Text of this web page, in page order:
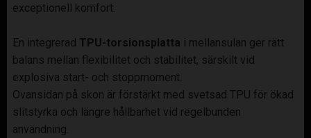
exceptionell komfort.
En integrerad TPU-torsionsplatta i mellansulan ger rätt
balans mellan flexibilitet och stabilitet, särskilt vid
explosiva start- och stoppmoment.
Ovansidan på skon är förstärkt med svetsad TPU för ökad
slitstyrka och längre hållbarhet vid regelbunden
användning.